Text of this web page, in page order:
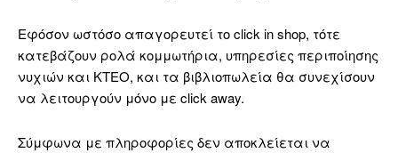
Εφόσον ωστόσο απαγορευτεί το click in shop, τότε
κατεβάζουν ρολά κομμωτήρια, υπηρεσίες περιποίησης
νυχιών και ΚΤΕΟ, και τα βιβλιοπωλεία θα συνεχίσουν
να λειτουργούν μόνο με click away.
Σύμφωνα με πληροφορίες δεν αποκλείεται να